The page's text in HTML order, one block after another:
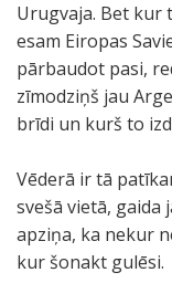
Urugvaja. Bet kur
esam Eiropas
pārbaudot pasi,
zīmodziņš jau
brīdi un kurš to
Vēderā ir tā
svešā vietā,
apziņa, ka nekur
kur šonakt gulēsi.